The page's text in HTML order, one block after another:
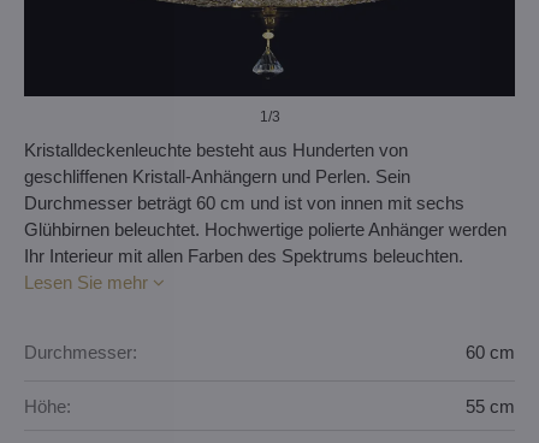
1/3
Kristalldeckenleuchte besteht aus Hunderten von
geschliffenen Kristall-Anhängern und Perlen. Sein
Durchmesser beträgt 60 cm und ist von innen mit sechs
Glühbirnen beleuchtet. Hochwertige polierte Anhänger werden
Ihr Interieur mit allen Farben des Spektrums beleuchten.
Lesen Sie mehr
Durchmesser: 60 cm
Höhe: 55 cm